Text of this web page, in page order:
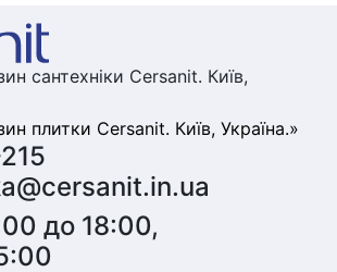
сантехніки Cersanit. Київ,
плитки Cersanit. Київ, Україна.»
до 18:00,